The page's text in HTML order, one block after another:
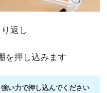
返し
を押し込みます
い力で押し込んでください